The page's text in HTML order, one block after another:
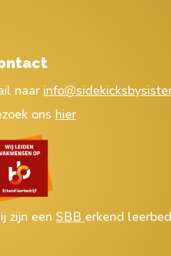
naar
ons hier
zijn een SBB erkend